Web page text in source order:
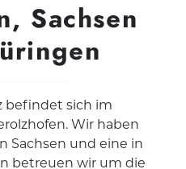
Sachsen
befindet sich im
Wir haben
Sachsen und eine in
betreuen wir um die